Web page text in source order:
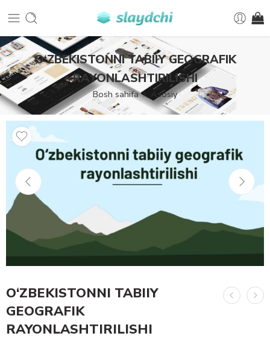
O‘ZBEKISTONNI TABIIY GEOGRAFIK
RAYONLASHTIRILISHI
Bosh sahifa Asosiy
O‘ZBEKISTONNI TABIIY
GEOGRAFIK
RAYONLASHTIRILISHI